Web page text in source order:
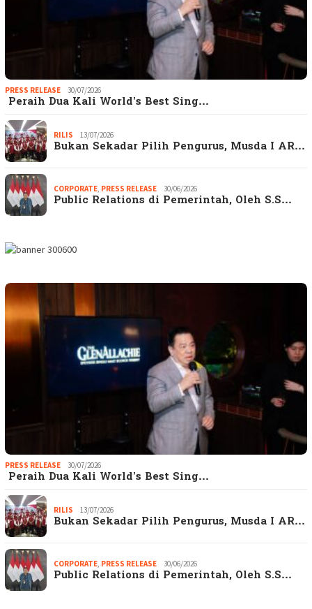
PRESS RELEASE 30/07/2026
Peraih Dua Kali World’s Best Sing…
RILIS 13/07/2026
Bukan Sekadar Pilih Pengurus, Musda I AR…
CORPORATE PRESS RELEASE 30/06/2026
Public Relations di Pemerintah, Oleh S.S…
PRESS RELEASE 30/07/2026
Peraih Dua Kali World’s Best Sing…
RILIS 13/07/2026
Bukan Sekadar Pilih Pengurus, Musda I AR…
CORPORATE PRESS RELEASE 30/06/2026
Public Relations di Pemerintah, Oleh S.S…